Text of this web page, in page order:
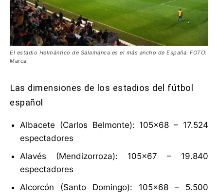
El estadio Helmántico de Salamanca es el más ancho de España. FOTO:
Marca
Las dimensiones de los estadios del fútbol
español
Albacete (Carlos Belmonte): 105×68 – 17.524
espectadores
Alavés (Mendizorroza): 105×67 – 19.840
espectadores
Alcorcón (Santo Domingo): 105×68 – 5.500